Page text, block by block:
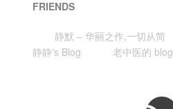
FRIENDS
静默 – 华丽之作,一切从简
静静's Blog
老中医的 blog